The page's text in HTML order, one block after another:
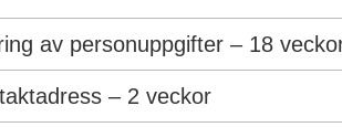
av personuppgifter – 18
– 2 veckor